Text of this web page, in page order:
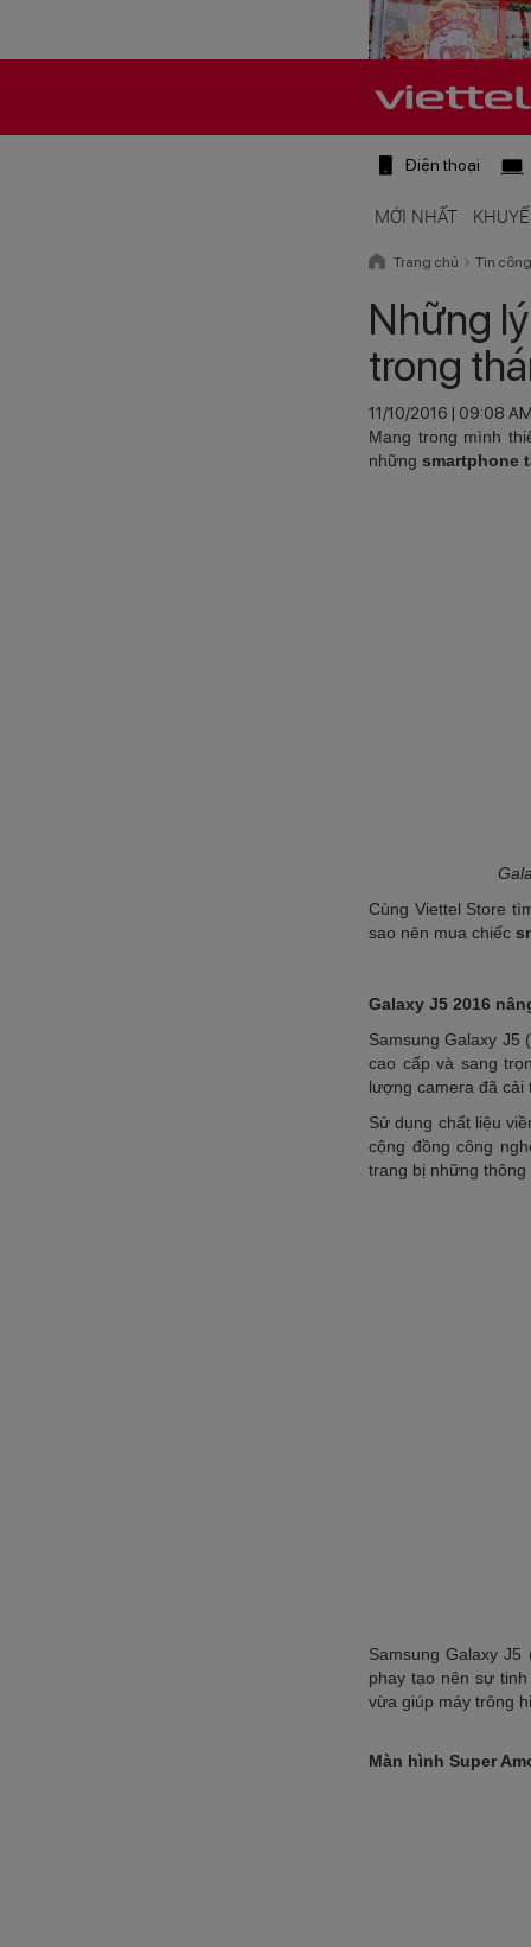
Điện thoại
MỚI NHẤT
Trang chủ Tin
Những
trong
11/10/2016 | 09:08
Mang trong mình
những smartphone
Cùng Viettel Store
sao nên mua chiếc
Galaxy J5 2016
Samsung Galaxy J5
cao cấp và sang
lượng camera đã cải
Sử dụng chất liệu
cộng đồng công
trang bị những
Samsung Galaxy
phay tạo nên sự
vừa giúp máy trông
Màn hình Super